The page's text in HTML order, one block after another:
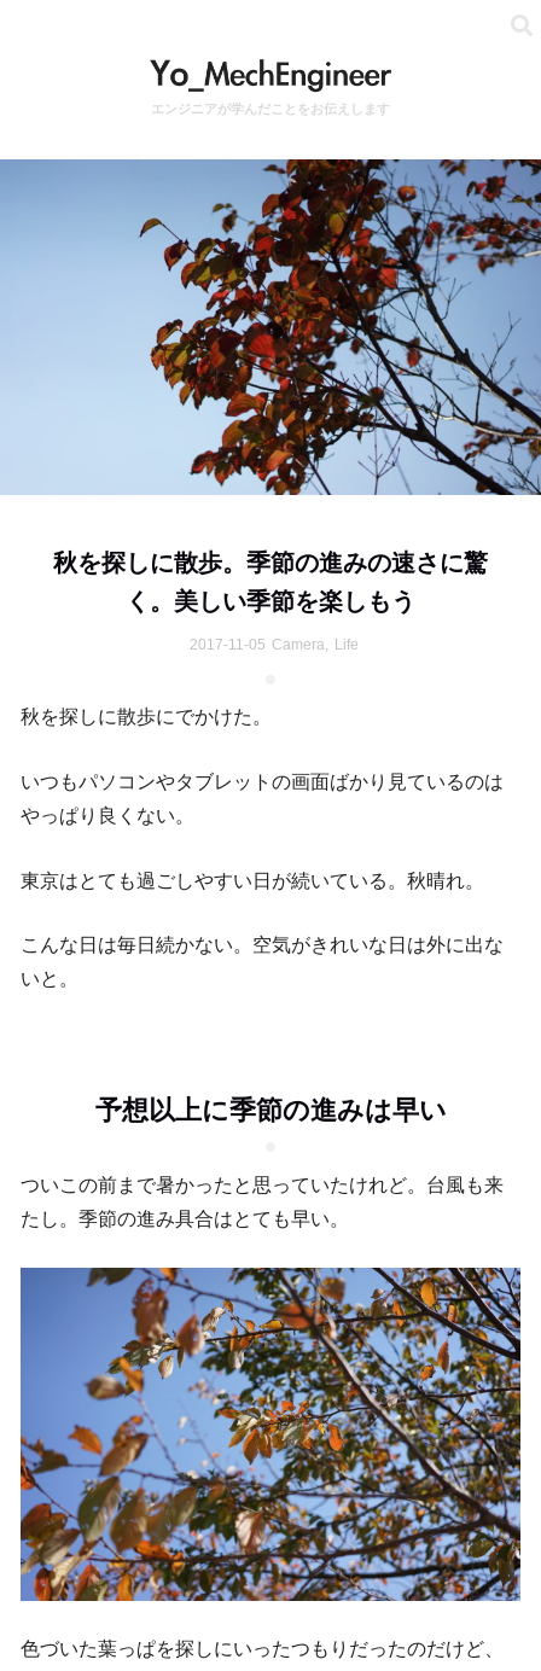
エンジニアが学んだことをお伝えします
秋を探しに散歩。季節の進みの速さに驚
く。美しい季節を楽しもう
2017-11-05 Camera, Life
秋を探しに散歩にでかけた。
いつもパソコンやタブレットの画面ばかり見ているのは
やっぱり良くない。
東京はとても過ごしやすい日が続いている。秋晴れ。
こんな日は毎日続かない。空気がきれいな日は外に出な
いと。
予想以上に季節の進みは早い
ついこの前まで暑かったと思っていたけれど。台風も来
たし。季節の進み具合はとても早い。
色づいた葉っぱを探しにいったつもりだったのだけど、